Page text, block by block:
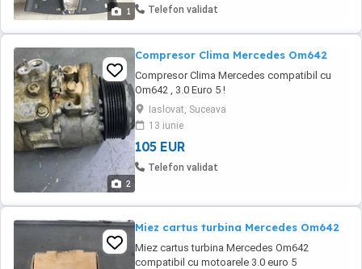
1 Telefon validat
2
Compresor Clima Mercedes Om642
Compresor Clima Mercedes compatibil cu
Om642 , 3.0 Euro 5 !
Iaslovat, Suceava
13 iunie
105 EUR
Telefon validat
Miez cartus turbina Mercedes Om642
Miez cartus turbina Mercedes Om642
compatibil cu motoarele 3.0 euro 5